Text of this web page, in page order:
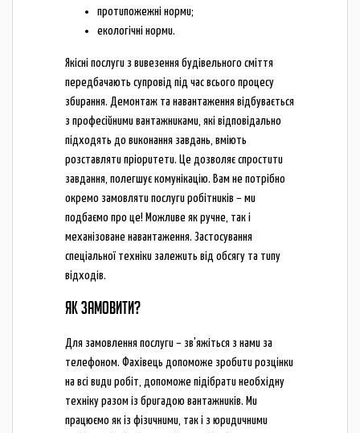
протипожежні норми;
екологічні норми.
Якісні послуги з вивезення будівельного сміття
передбачають супровід під час всього процесу
збирання. Демонтаж та навантаження відбувається
з професійними вантажниками, які відповідально
підходять до виконання завдань, вміють
розставляти пріоритети. Це дозволяє спростити
завдання, полегшує комунікацію. Вам не потрібно
окремо замовляти послуги робітників – ми
подбаємо про це! Можливе як ручне, так і
механізоване навантаження. Застосування
спеціальної техніки залежить від обсягу та типу
відходів.
ЯК ЗАМОВИТИ?
Для замовлення послуги – зв'яжіться з нами за
телефоном. Фахівець допоможе зробити розцінки
на всі види робіт, допоможе підібрати необхідну
техніку разом із бригадою вантажників. Ми
працюємо як із фізичними, так і з юридичними